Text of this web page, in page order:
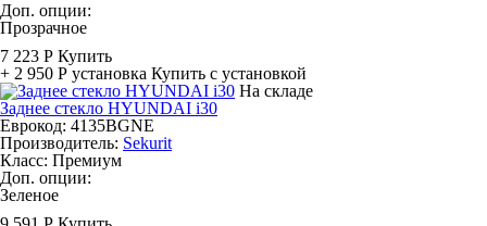
Доп. опции:
Прозрачное
7 223 Р Купить
+ 2 950 Р установка Купить с установкой
На складе
Заднее стекло HYUNDAI i30
Еврокод: 4135BGNE
Производитель: Sekurit
Класс: Премиум
Доп. опции:
Зеленое